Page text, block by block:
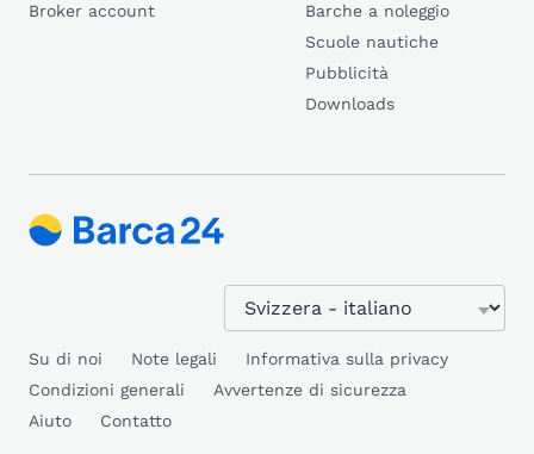
Broker account
Barche a noleggio
Scuole nautiche
Pubblicità
Downloads
Su di noi Note legali
Informativa sulla privacy
Condizioni generali
Avvertenze di sicurezza
Aiuto
Contatto